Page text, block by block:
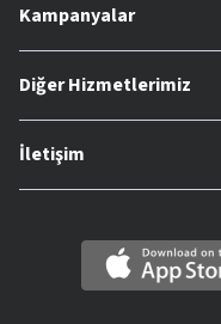
Kampanyalar
Diğer Hizmetlerimiz
İletişim